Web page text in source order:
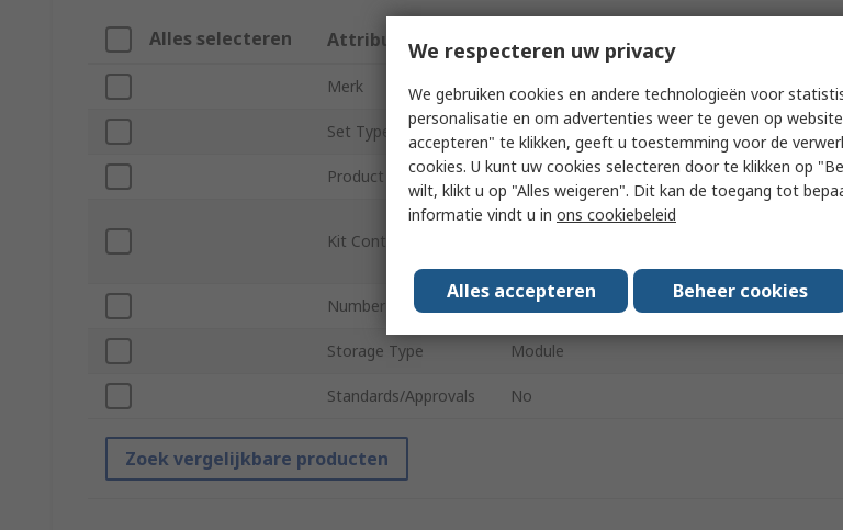
Alles selecteren Attribuut Waarde
Merk Wera
Set Type Bicycle
Product Type Tool Kit
Kit Contents
9505 Tyre Jack with Bit Mounting 3/105 mm,
Number of Pieces
Storage Type Module
Standards/Approvals No
Zoek vergelijkbare producten
We respecteren uw privacy
We gebruiken cookies en andere technologieën voor
personalisatie en om advertenties weer te geven op
accepteren" te klikken, geeft u toestemming voor de
cookies. U kunt uw cookies selecteren door te klikken op
wilt, klikt u op "Alles weigeren". Dit kan de toegang tot
informatie vindt u in ons cookiebeleid
Alles accepteren Beheer cookies